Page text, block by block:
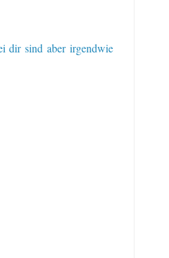
dir sind aber irgendwie